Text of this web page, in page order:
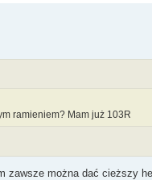
ramieniem? Mam już 103R
zawsze można dać cieższy